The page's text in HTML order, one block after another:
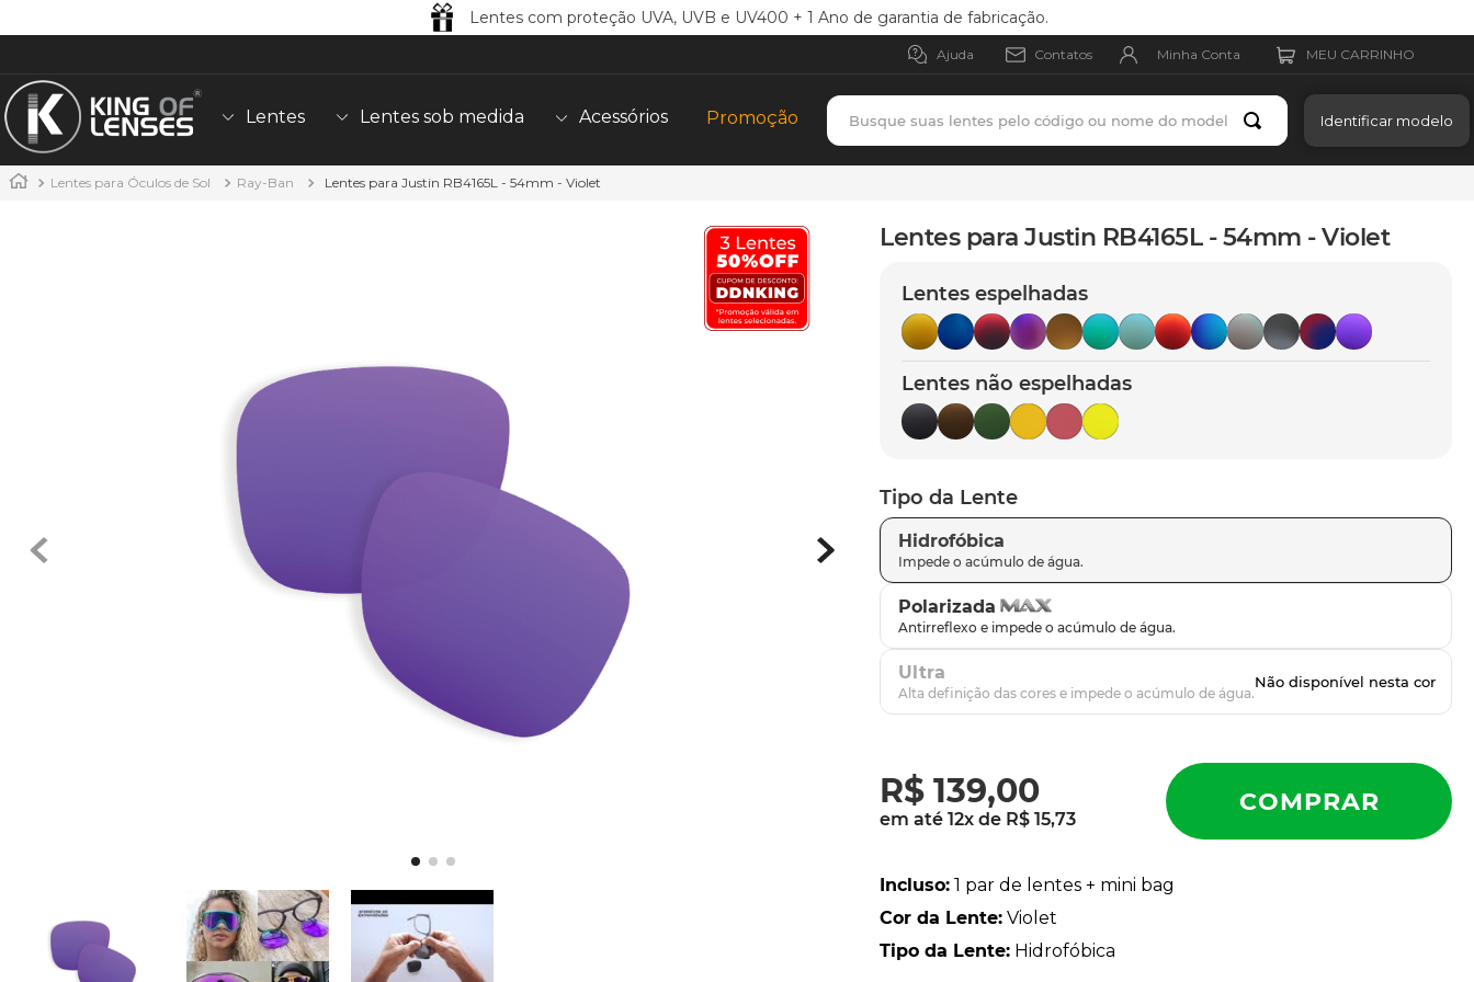
Lentes com proteção UVA, UVB e UV400 + 1 Ano de garantia de fabricação.
Ajuda Contatos Minha Conta
Lentes Lentes sob medida Acessórios Promoção
Busque suas lentes pelo código ou nome do modelo
Identificar modelo
Lentes para Óculos de Sol Ray-Ban Lentes para Justin RB4165L - 54mm - Violet
Lentes para Justin RB4165L - 54mm - Violet
Lentes espelhadas
Lentes não espelhadas
Tipo da Lente
Hidrofóbica
Polarizada
Ultra
R$ 139,00
em até12x de R$ 15,73
Incluso: 1 par de lentes + mini bag
Cor da Lente: Violet
Tipo da Lente: Hidrofóbica
TERMOS MAIS BUSCADOS
9º
sutro